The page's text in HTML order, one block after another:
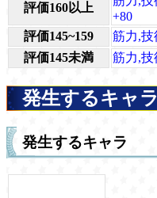
評価160以上
+80
評価145~159
筋力,技
評価145未満
筋力,技
発生するキャ
発生するキャラ